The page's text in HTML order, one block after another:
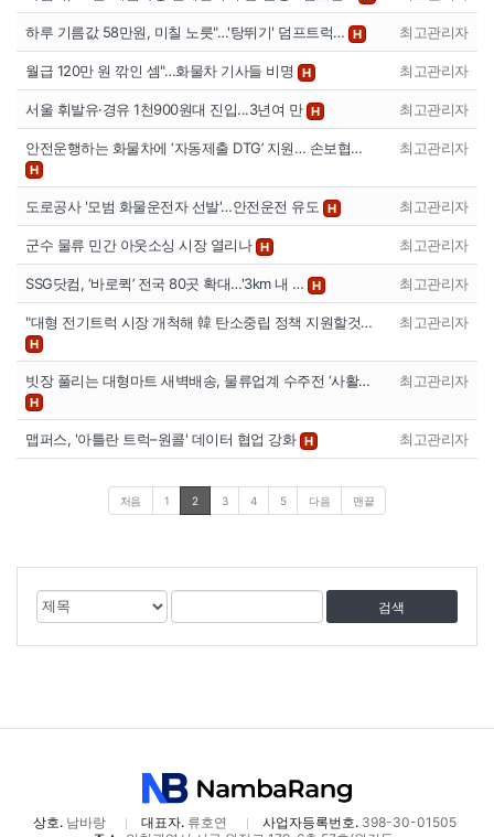
하루 기름값 58만원, 미칠 노릇"…'탕뛰기' 덤프트럭… H 최고관리자
월급 120만 원 깎인 셈"…화물차 기사들 비명 H 최고관리자
서울 휘발유·경유 1천900원대 진입...3년여 만 H 최고관리자
안전운행하는 화물차에 ‘자동제출 DTG’ 지원… 손보협…
H
최고관리자
도로공사 '모범 화물운전자 선발'…안전운전 유도 H 최고관리자
군수 물류 민간 아웃소싱 시장 열리나 H 최고관리자
SSG닷컴, ‘바로퀵’ 전국 80곳 확대…'3km 내 … H 최고관리자
"대형 전기트럭 시장 개척해 韓 탄소중립 정책 지원할것…
H
최고관리자
빗장 풀리는 대형마트 새벽배송, 물류업계 수주전 ‘사활…
H
최고관리자
맵퍼스, '아틀란 트럭–원콜' 데이터 협업 강화 H 최고관리자
처음 1 2 3 4 5 다음 맨끝
게
물
검
색
대
검
어
상호.남바랑 대표자.류호연 사업자등록번호.398-30-01505